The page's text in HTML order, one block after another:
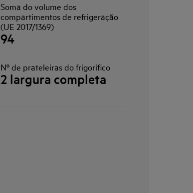
Soma do volume dos
compartimentos de refrigeração
(UE 2017/1369)
94
Nº de prateleiras do frigorífico
2 largura completa